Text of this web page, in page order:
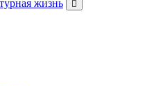
жизнь